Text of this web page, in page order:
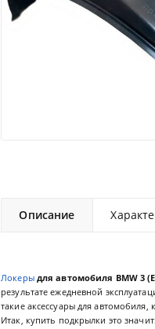
Описание
Локерыдля автомобиля BMW 3
результате ежедневной
такие аксессуары для
Итак, купить подкрылки это значит: